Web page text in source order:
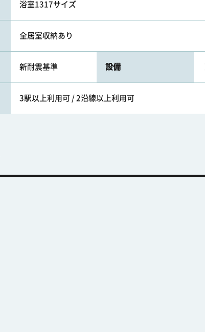
浴室1317サイズ
全居室収納あり
新耐震基準 設備
3駅以上利用可 / 2沿線以上利用可